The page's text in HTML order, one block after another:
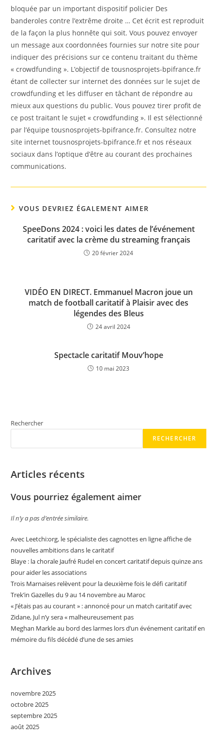
bloquée par un important dispositif policier Des
banderoles contre l’extrême droite … Cet écrit est reproduit
de la façon la plus honnête qui soit. Vous pouvez envoyer
un message aux coordonnées fournies sur notre site pour
indiquer des précisions sur ce contenu traitant du thème
« crowdfunding ». L’objectif de tousnosprojets-bpifrance.fr
étant de collecter sur internet des données sur le sujet de
crowdfunding et les diffuser en tâchant de répondre au
mieux aux questions du public. Vous pouvez tirer profit de
ce post traitant le sujet « crowdfunding ». Il est sélectionné
par l’équipe tousnosprojets-bpifrance.fr. Consultez notre
site internet tousnosprojets-bpifrance.fr et nos réseaux
sociaux dans l’optique d’être au courant des prochaines
communications.
VOUS DEVRIEZ ÉGALEMENT AIMER
SpeeDons 2024 : voici les dates de l’événement
caritatif avec la crème du streaming français
20 février 2024
VIDÉO EN DIRECT. Emmanuel Macron joue un
match de football caritatif à Plaisir avec des
légendes des Bleus
24 avril 2024
Spectacle caritatif Mouv’hope
10 mai 2023
Rechercher
RECHERCHER
Articles récents
Vous pourriez également aimer
Il n’y a pas d’entrée similaire.
Avec Leetchi:org, le spécialiste des cagnottes en ligne affiche de
nouvelles ambitions dans le caritatif
Blaye : la chorale Jaufré Rudel en concert caritatif depuis quinze ans
pour aider les associations
Trois Marnaises relèvent pour la deuxième fois le défi caritatif
Trek’in Gazelles du 9 au 14 novembre au Maroc
« J’étais pas au courant » : annoncé pour un match caritatif avec
Zidane, Jul n’y sera « malheureusement pas
Meghan Markle au bord des larmes lors d’un événement caritatif en
mémoire du fils décédé d’une de ses amies
Archives
novembre 2025
octobre 2025
septembre 2025
août 2025